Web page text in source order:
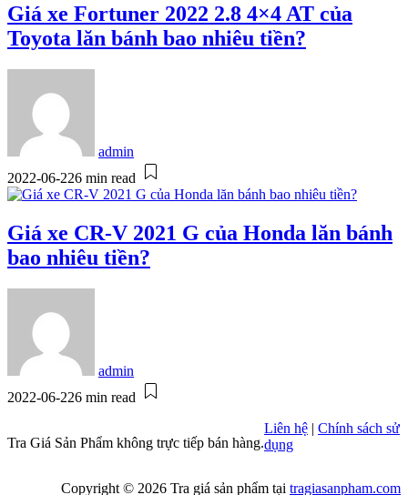
Giá xe Fortuner 2022 2.8 4×4 AT của
Toyota lăn bánh bao nhiêu tiền?
admin
2022-06-226 min read
Giá xe CR-V 2021 G của Honda lăn bánh
bao nhiêu tiền?
admin
2022-06-226 min read
Tra Giá Sản Phẩm không trực tiếp bán hàng.
Copyright © 2026 Tra giá sản phẩm tại tragiasanpham.com
Liên hệ | Chính sách sử
dụng